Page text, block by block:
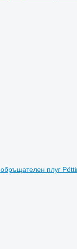
обръщателен плуг